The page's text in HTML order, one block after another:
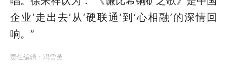
企业‘走出去’从‘硬联通’到‘心相融’的深情回
响。”
责任编辑： 冯雪芙